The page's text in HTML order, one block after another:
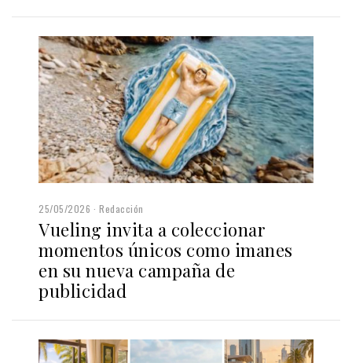
25/05/2026 Redacción
Vueling invita a coleccionar
momentos únicos como imanes
en su nueva campaña de
publicidad